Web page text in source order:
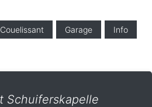
Couelissant Garage Info
Schuiferskapelle